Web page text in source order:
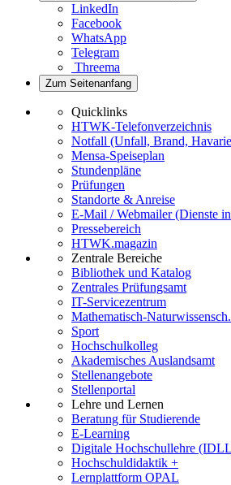
LinkedIn
Facebook
WhatsApp
Telegram
Threema
Zum Seitenanfang
Quicklinks
HTWK-Telefonverzeichnis
Notfall (Unfall, Brand,
Mensa-Speiseplan
Stundenpläne
Prüfungen
Standorte & Anreise
E-Mail / Webmailer (Dienste
Pressebereich
HTWK.magazin
Zentrale Bereiche
Bibliothek und Katalog
Zentrales Prüfungsamt
IT-Servicezentrum
Mathematisch-
Sport
Hochschulkolleg
Akademisches Auslandsamt
Stellenangebote
Stellenportal
Lehre und Lernen
Beratung für Studierende
E-Learning
Digitale Hochschullehre
Hochschuldidaktik +
Lernplattform OPAL